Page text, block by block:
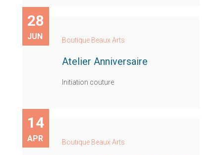
28
JUN Boutique Beaux Arts
Atelier Anniversaire
Initiation couture
14
APR Boutique Beaux Arts